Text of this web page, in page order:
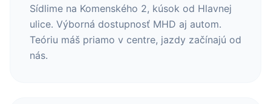
Sídlime na Komenského 2, kúsok od Hlavnej
ulice. Výborná dostupnosť MHD aj autom.
Teóriu máš priamo v centre, jazdy začínajú od
nás.